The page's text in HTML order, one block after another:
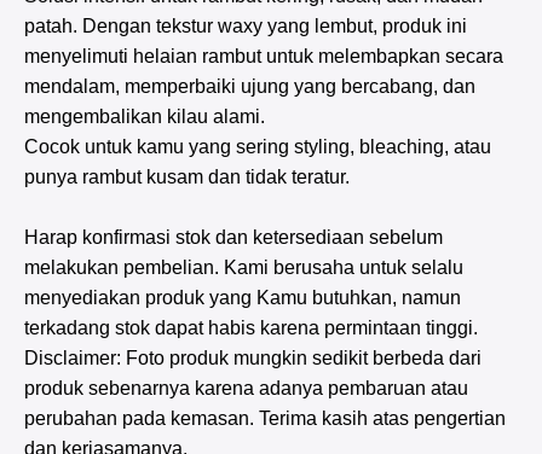
patah. Dengan tekstur waxy yang lembut, produk ini
menyelimuti helaian rambut untuk melembapkan secara
mendalam, memperbaiki ujung yang bercabang, dan
mengembalikan kilau alami.
Cocok untuk kamu yang sering styling, bleaching, atau
punya rambut kusam dan tidak teratur.
Harap konfirmasi stok dan ketersediaan sebelum
melakukan pembelian. Kami berusaha untuk selalu
menyediakan produk yang Kamu butuhkan, namun
terkadang stok dapat habis karena permintaan tinggi.
Disclaimer: Foto produk mungkin sedikit berbeda dari
produk sebenarnya karena adanya pembaruan atau
perubahan pada kemasan. Terima kasih atas pengertian
dan kerjasamanya.